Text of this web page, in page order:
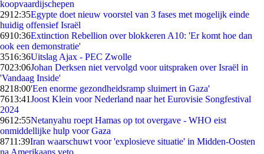
koopvaardijschepen
2912:35Egypte doet nieuw voorstel van 3 fases met mogelijk einde
huidig offensief Israël
6910:36Extinction Rebellion over blokkeren A10: 'Er komt hoe dan
ook een demonstratie'
3516:36Uitslag Ajax - PEC Zwolle
7023:06Johan Derksen niet vervolgd voor uitspraken over Israël in
'Vandaag Inside'
8218:00'Een enorme gezondheidsramp sluimert in Gaza'
7613:41Joost Klein voor Nederland naar het Eurovisie Songfestival
2024
9612:55Netanyahu roept Hamas op tot overgave - WHO eist
onmiddellijke hulp voor Gaza
8711:39Iran waarschuwt voor 'explosieve situatie' in Midden-Oosten
na Amerikaans veto